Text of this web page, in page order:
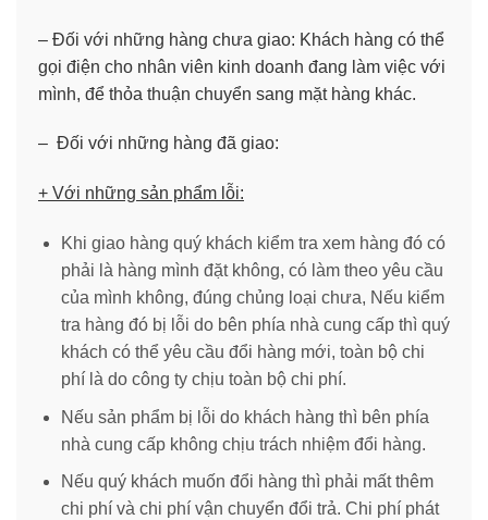
– Đối với những hàng chưa giao: Khách hàng có thể
gọi điện cho nhân viên kinh doanh đang làm việc với
mình, để thỏa thuận chuyển sang mặt hàng khác.
– Đối với những hàng đã giao:
+ Với những sản phẩm lỗi:
Khi giao hàng quý khách kiểm tra xem hàng đó có
phải là hàng mình đặt không, có làm theo yêu cầu
của mình không, đúng chủng loại chưa, Nếu kiểm
tra hàng đó bị lỗi do bên phía nhà cung cấp thì quý
khách có thể yêu cầu đổi hàng mới, toàn bộ chi
phí là do công ty chịu toàn bộ chi phí.
Nếu sản phẩm bị lỗi do khách hàng thì bên phía
nhà cung cấp không chịu trách nhiệm đổi hàng.
Nếu quý khách muốn đổi hàng thì phải mất thêm
chi phí và chi phí vận chuyển đổi trả. Chi phí phát